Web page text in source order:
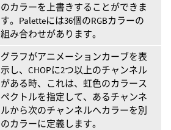
のカラーを上書きすることができま
す。Paletteには36個のRGBカラーの
組み合わせがあります。
グラフがアニメーションカーブを表
示し、CHOPに2つ以上のチャンネル
がある時、これは、虹色のカラース
ペクトルを指定して、あるチャンネ
ルから次のチャンネルへカラーを別
のカラーに定義します。